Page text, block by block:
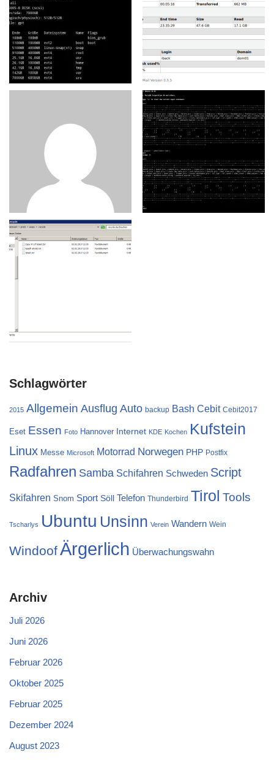
Schlagwörter
2015 Allgemein Ausflug Auto backup Bash Cebit Cebit2017
Eset Essen Foto Hannover Internet KDE Kochen Kufstein
Linux Messe Microsoft Motorrad Norwegen PHP Postfix
Radfahren Samba Schifahren Schweden Script
Skifahren Snom Sport Söll Telefon Thunderbird Tirol Tools
Tscharlys Ubuntu Unsinn Verein Wandern Wein
WindoofÄrgerlich Überwachungswahn
Archiv
Juli 2026
Juni 2026
Februar 2026
Oktober 2025
Februar 2025
Dezember 2024
August 2023